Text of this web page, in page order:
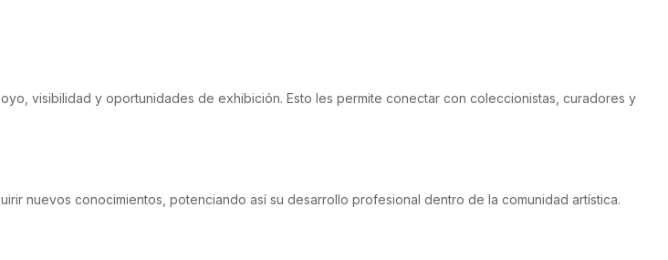
visibilidad y oportunidades de exhibición. Esto les permite conectar con coleccionistas, curadores y
nuevos conocimientos, potenciando así su desarrollo profesional dentro de la comunidad artística.